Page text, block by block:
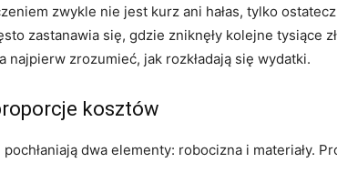
zwykle nie jest kurz ani hałas, tylko
zastanawia się, gdzie zniknęły kolejne tysiące
najpierw zrozumieć, jak rozkładają się wydatki.
kosztów
dwa elementy: robocizna i materiały.